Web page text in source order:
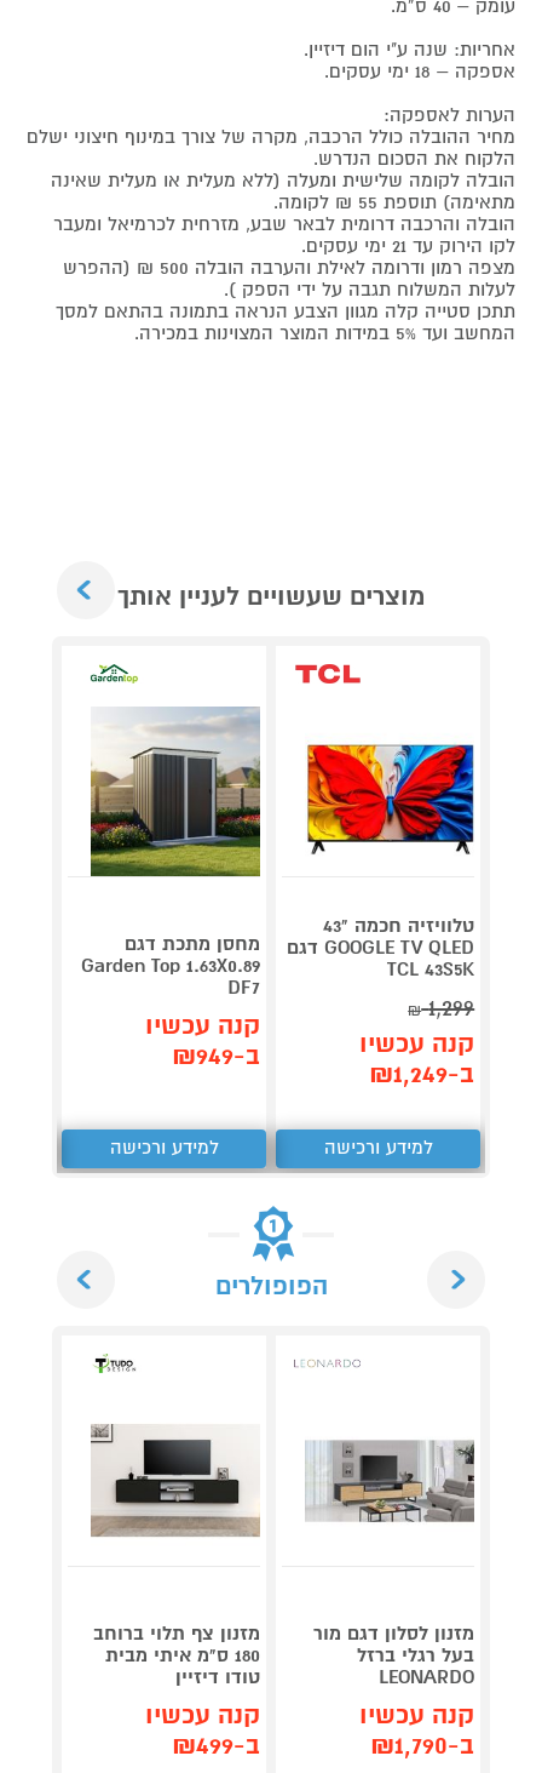
עומק – 40 ס”מ.
אחריות: שנה ע"י הום דיזיין.
אספקה – 18 ימי עסקים.
הערות לאספקה:
מחיר ההובלה כולל הרכבה, מקרה של צורך במינוף חיצוני ישלם
הלקוח את הסכום הנדרש.
הובלה לקומה שלישית ומעלה (ללא מעלית או מעלית שאינה
מתאימה) תוספת 55 ₪ לקומה.
הובלה והרכבה דרומית לבאר שבע, מזרחית לכרמיאל ומעבר
לקו הירוק עד 21 ימי עסקים.
מצפה רמון ודרומה לאילת והערבה הובלה 500 ₪ (ההפרש
לעלות המשלוח תגבה על ידי הספק ).
תתכן סטייה קלה מגוון הצבע הנראה בתמונה בהתאם למסך
המחשב ועד 5% במידות המוצר המצוינות במכירה.
מוצרים שעשויים לעניין אותך
טלוויזיה חכמה "43
GOOGLE TV QLED דגם
TCL 43S5K
1,299
₪
קנה עכשיו
ב-₪1,249
למידע ורכישה
מחסן מתכת דגם
Garden Top 1.63X0.89
DF7
קנה עכשיו
ב-₪949
למידע ורכישה
הפופולרים
מזנון לסלון דגם מור
בעל רגלי ברזל
LEONARDO
קנה עכשיו
ב-₪1,790
מזנון צף תלוי ברוחב
180 ס"מ איתי מבית
טודו דיזיין
קנה עכשיו
ב-₪499